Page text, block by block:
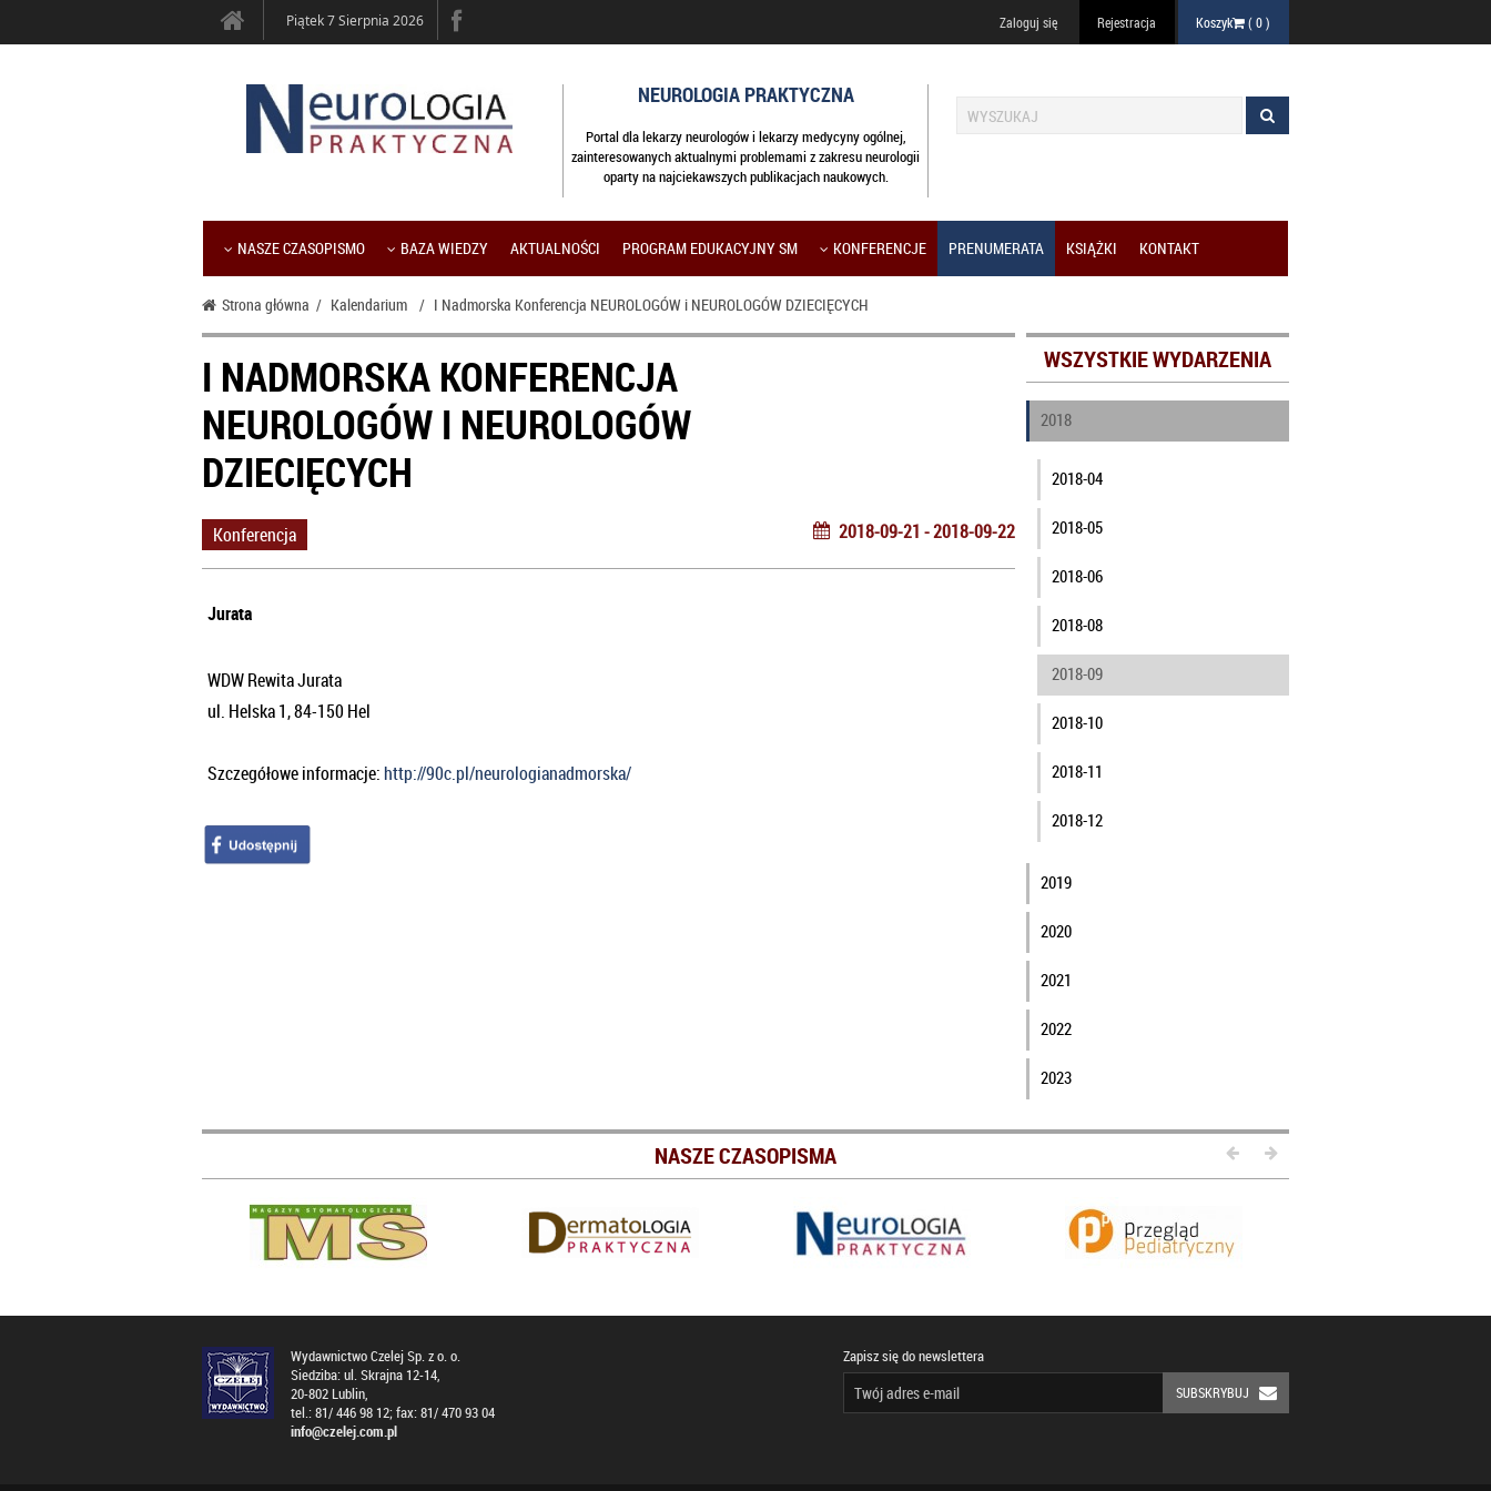
Piątek 7 Sierpnia 2026 Zaloguj się Rejestracja Koszyk (0)
NEUROLOGIA PRAKTYCZNA
Portal dla lekarzy neurologów i lekarzy medycyny ogólnej,
zainteresowanych aktualnymi problemami z zakresu neurologii
oparty na najciekawszych publikacjach naukowych.
NASZE CZASOPISMO BAZA WIEDZY AKTUALNOŚCI PROGRAM EDUKACYJNY SM KONFERENCJE PRENUMERATA KSIĄŻKI KONTAKT
Strona główna / Kalendarium / I Nadmorska Konferencja NEUROLOGÓW i NEUROLOGÓW DZIECIĘCYCH
I NADMORSKA KONFERENCJA
NEUROLOGÓW I NEUROLOGÓW
DZIECIĘCYCH
Konferencja 2018-09-21 - 2018-09-22
Jurata
WDW Rewita Jurata
ul. Helska 1, 84-150 Hel
Szczegółowe informacje:http://90c.pl/neurologianadmorska/
WSZYSTKIE WYDARZENIA
2018
2018-04
2018-05
2018-06
2018-08
2018-09
2018-10
2018-11
2018-12
2019
2020
2021
2022
2023
NASZE CZASOPISMA
Wydawnictwo Czelej Sp. z o. o.
Siedziba: ul. Skrajna 12-14,
20-802 Lublin,
tel.: 81/ 446 98 12; fax: 81/ 470 93 04
info@czelej.com.pl
Zapisz się do newslettera
SUBSKRYBUJ